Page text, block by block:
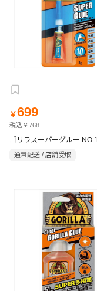
￥699
税込￥768
ゴリラスーパーグルー
通常配送 / 店舗受取